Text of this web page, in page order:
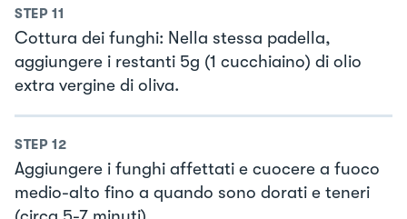
STEP 11
Cottura dei funghi: Nella stessa padella,
aggiungere i restanti 5g (1 cucchiaino) di olio
extra vergine di oliva.
STEP 12
Aggiungere i funghi affettati e cuocere a fuoco
medio-alto fino a quando sono dorati e teneri